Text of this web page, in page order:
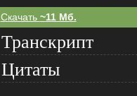
Скачать ~11 Мб.
Транскрипт
Цитаты